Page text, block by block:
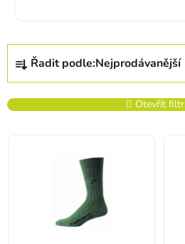
Řazení produktů
Řadit podle:Nejprodávanější
Otevřít filtr